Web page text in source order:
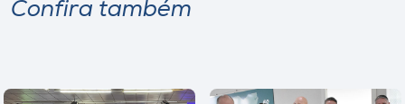
Confira também